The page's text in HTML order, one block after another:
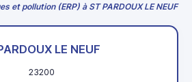
et pollution (ERP) à ST PARDOUX LE NEUF
LE NEUF
23200